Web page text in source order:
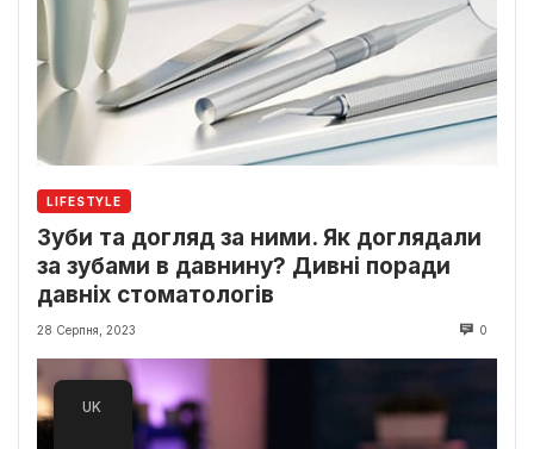
LIFESTYLE
Зуби та догляд за ними. Як доглядали
за зубами в давнину? Дивні поради
давніх стоматологів
28 Серпня, 2023 0
UK